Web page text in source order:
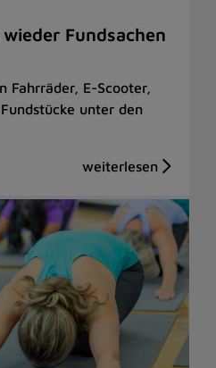
Fundsachen
Fahrräder, E-Scooter,
unter den